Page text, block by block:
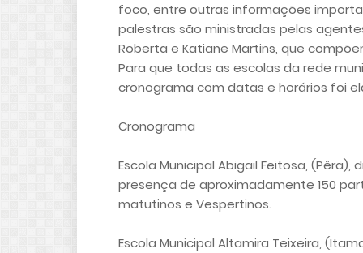
foco, entre outras informações
palestras são ministradas pelas
Roberta e Katiane Martins, que
Para que todas as escolas da rede
cronograma com datas e horários foi
Cronograma
Escola Municipal Abigail Feitosa,
presença de aproximadamente 150
matutinos e Vespertinos.
Escola Municipal Altamira Teixeira,